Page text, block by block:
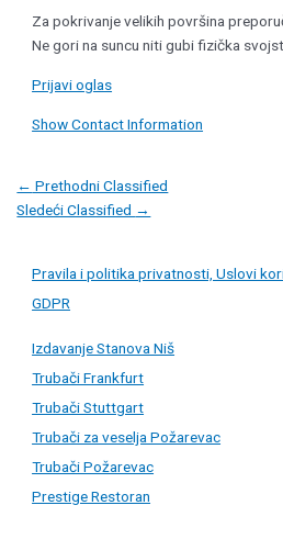
Za pokrivanje velikih površina
Ne gori na suncu niti gubi fizička
Prijavi oglas
Show Contact Information
Post
navigation
← Prethodni Classified
Sledeći Classified →
Pravila i politika privatnosti, Uslovi
GDPR
Izdavanje Stanova Niš
Trubači Frankfurt
Trubači Stuttgart
Trubači za veselja Požarevac
Trubači Požarevac
Prestige Restoran